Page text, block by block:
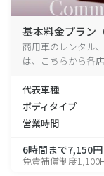
基本料金プラン（
商用車のレンタル
は、こちらから各
代表車種
ボディタイプ
営業時間
6時間まで7,150円
免責補償制度1,100